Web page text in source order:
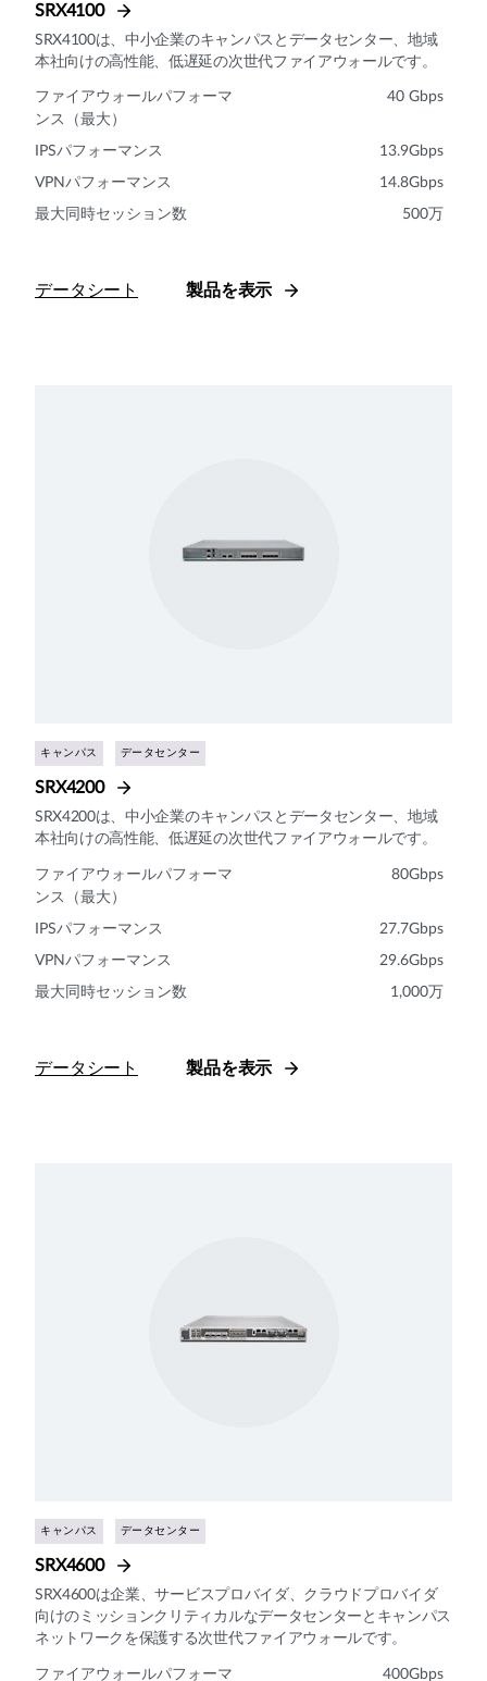
SRX4100
SRX4100は、中小企業のキャンパスとデータセンター、地域
本社向けの高性能、低遅延の次世代ファイアウォールです。
ファイアウォールパフォーマ
ンス（最大）
40 Gbps
IPSパフォーマンス 13.9Gbps
VPNパフォーマンス 14.8Gbps
最大同時セッション数 500万
データシート 製品を表示
キャンパス データセンター
SRX4200
SRX4200は、中小企業のキャンパスとデータセンター、地域
本社向けの高性能、低遅延の次世代ファイアウォールです。
ファイアウォールパフォーマ
ンス（最大）
80Gbps
IPSパフォーマンス 27.7Gbps
VPNパフォーマンス 29.6Gbps
最大同時セッション数 1,000万
データシート 製品を表示
キャンパス データセンター
SRX4600
SRX4600は企業、サービスプロバイダ、クラウドプロバイダ
向けのミッションクリティカルなデータセンターとキャンパス
ネットワークを保護する次世代ファイアウォールです。
ファイアウォールパフォーマ 400Gbps